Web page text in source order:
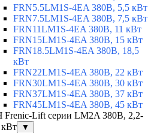
FRN5.5LM1S-4EA 380В, 5,5 кВт
FRN7.5LM1S-4EA 380В, 7,5 кВт
FRN11LM1S-4EA 380В, 11 кВт
FRN15LM1S-4EA 380В, 15 кВт
FRN18.5LM1S-4EA 380В, 18,5
кВт
FRN22LM1S-4EA 380В, 22 кВт
FRN30LM1S-4EA 380В, 30 кВт
FRN37LM1S-4EA 380В, 37 кВт
FRN45LM1S-4EA 380В, 45 кВт
Frenic-Lift серии LM2A 380В, 2,2-
▼